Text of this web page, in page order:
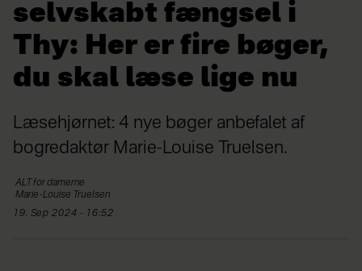
selvskabt fængsel i
Thy: Her er fire bøger,
du skal læse lige nu
Læsehjørnet: 4 nye bøger anbefalet af
bogredaktør Marie-Louise Truelsen.
ALT for damerne
Marie-Louise Truelsen
19. Sep 2024 - 16:52